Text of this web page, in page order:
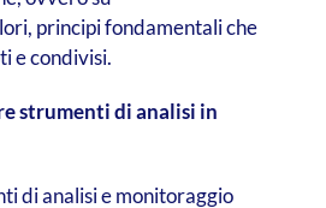
principi fondamentali che
e condivisi.
strumenti di analisi in
di analisi e monitoraggio